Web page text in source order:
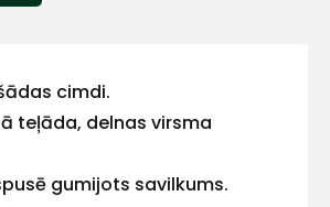
cimdi.
teļāda, delnas virsma
gumijots savilkums.